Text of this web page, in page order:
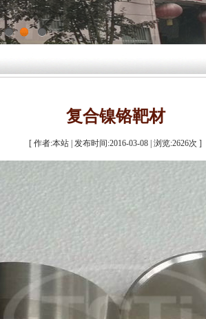
1
复合镍铬靶材
[ 作者:本站 | 发布时间:2016-03-08 | 浏览:2626次 ]